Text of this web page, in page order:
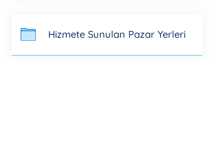
Hizmete Sunulan Pazar Yerleri